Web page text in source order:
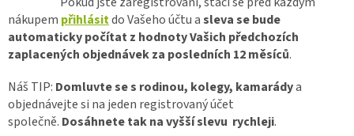
nákupem přihlásitdo Vašeho účtu asleva se bude
automaticky počítat z hodnoty Vašich předchozích
zaplacených objednávek za posledních 12 měsíců.
Náš TIP: Domluvte se s rodinou, kolegy, kamarádya
objednávejte si na jeden registrovaný účet
společně. Dosáhnete tak na vyšší slevu rychleji.